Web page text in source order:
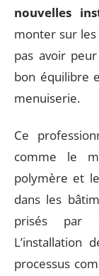
nouvelles
monter sur
pas avoir
bon équilibre
menuiserie.
Ce
comme le
polymère et
dans les
prisés par
L’installation
processus